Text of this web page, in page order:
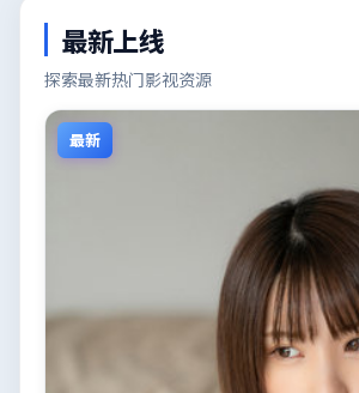
最新上线
探索最新热门影视资源
最新